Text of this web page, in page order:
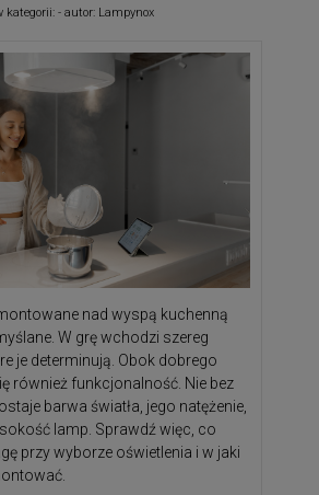
kategorii: - autor: Lampynox
nad wyspą kuchenną
W grę wchodzi szereg
je determinują. Obok dobrego
również funkcjonalność. Nie bez
barwa światła, jego natężenie,
lamp. Sprawdź więc, co
przy wyborze oświetlenia i w jaki